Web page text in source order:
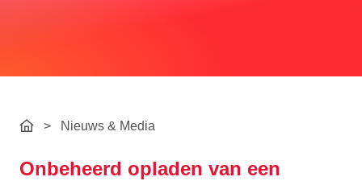
> Nieuws & Media
Onbeheerd opladen van een